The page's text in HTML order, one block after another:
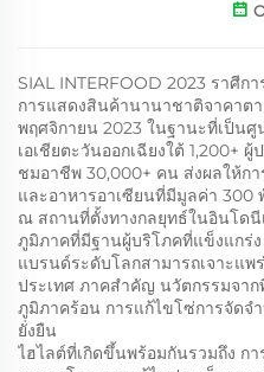
SIAL INTERFOOD 2023 ราศีก
การแสดงสินค้านานาชาติจาคาตา
พฤศจิกายน 2023 ในฐานะที่เป็นศู
เอเชียตะวันออกเฉียงใต้ 1,200+ ผู้
ชมอาชีพ 30,000+ คน ส่งผลให้ก
และอาหารอาเซียนที่มีมูลค่า 300
ณ สถานที่ตั้งทางกลยุทธ์ในอินโด
ภูมิภาคที่มีฐานผู้บริโภคที่แข็งแกร่
แบรนด์ระดับโลกสามารถเจาะแพ
ประเทศ ภาคสําคัญ นวัตกรรมจา
ภูมิภาคร้อน การแก้ไขโซ่การจัดจํ
ยั่งยืน
ไฮไลต์ที่เกิดขึ้นพร้อมกันรวมถึง ก